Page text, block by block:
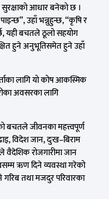
आधार बनेको छ ।
उहाँ भन्नुहुन्छ, “कृषि र
यही बचतले ठूलो सहयोग
हुने अनुभूतिसमेत हुने उहाँ
लागि यो कोष आकस्मिक
अवसरका लागि
बचतले जीवनका महत्त्वपूर्ण
विदेश जान, दुःख–बिराम
वैदेशिक रोजगारीमा जान
ऋण दिने व्यवस्था गरेको
तथा मजदुर परिवारका